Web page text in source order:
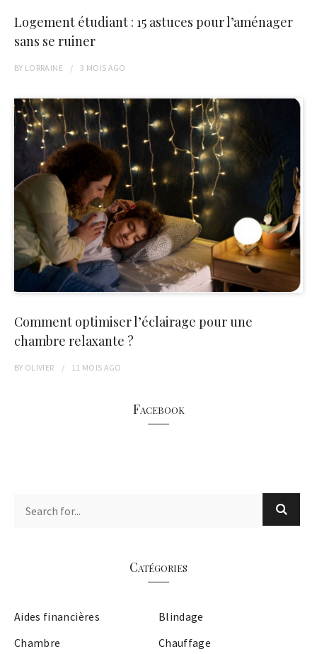
Logement étudiant : 15 astuces pour l’aménager
sans se ruiner
BY LORRAINE 3 MOIS AGO
Comment optimiser l’éclairage pour une
chambre relaxante ?
BY OLIVIER 11 MOIS AGO
Facebook
Catégories
Aides financières
Blindage
Chambre
Chauffage